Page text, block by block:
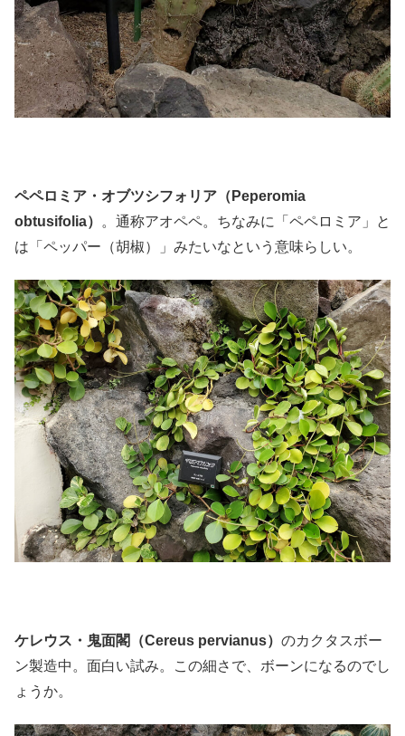
ペペロミア・オブツシフォリア（Peperomia
obtusifolia）
。通称アオペペ。ちなみに「ペペロミア」と
は「ペッパー（胡椒）」みたいなという意味らしい。
ケレウス・鬼面閣（Cereus pervianus） のカクタスボー
ン製造中。面白い試み。この細さで、ボーンになるのでし
ょうか。